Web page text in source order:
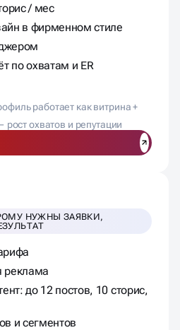
/ мес
в фирменном стиле
по охватам и ER
работает как витрина +
охватов и репутации
НУЖНЫ ЗАЯВКИ,
реклама
до 12 постов, 10 сторис,
и сегментов